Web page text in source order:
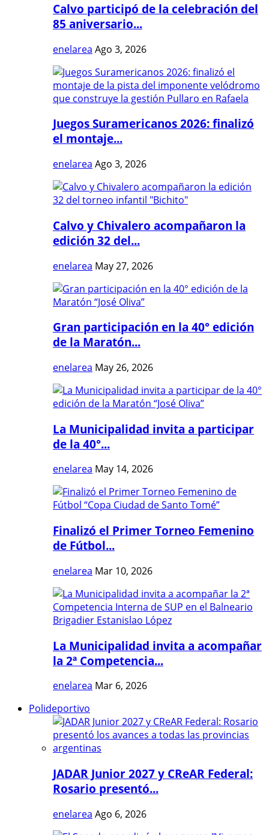
Calvo participó de la celebración del
85 aniversario...
enelarea Ago 3, 2026
Juegos Suramericanos 2026: finalizó
el montaje...
enelarea Ago 3, 2026
Calvo y Chivalero acompañaron la
edición 32 del...
enelarea May 27, 2026
Gran participación en la 40° edición
de la Maratón...
enelarea May 26, 2026
La Municipalidad invita a participar
de la 40°...
enelarea May 14, 2026
Finalizó el Primer Torneo Femenino
de Fútbol...
enelarea Mar 10, 2026
La Municipalidad invita a acompañar
la 2ª Competencia...
enelarea Mar 6, 2026
Polideportivo
JADAR Junior 2027 y CReAR Federal:
Rosario presentó...
enelarea Ago 6, 2026